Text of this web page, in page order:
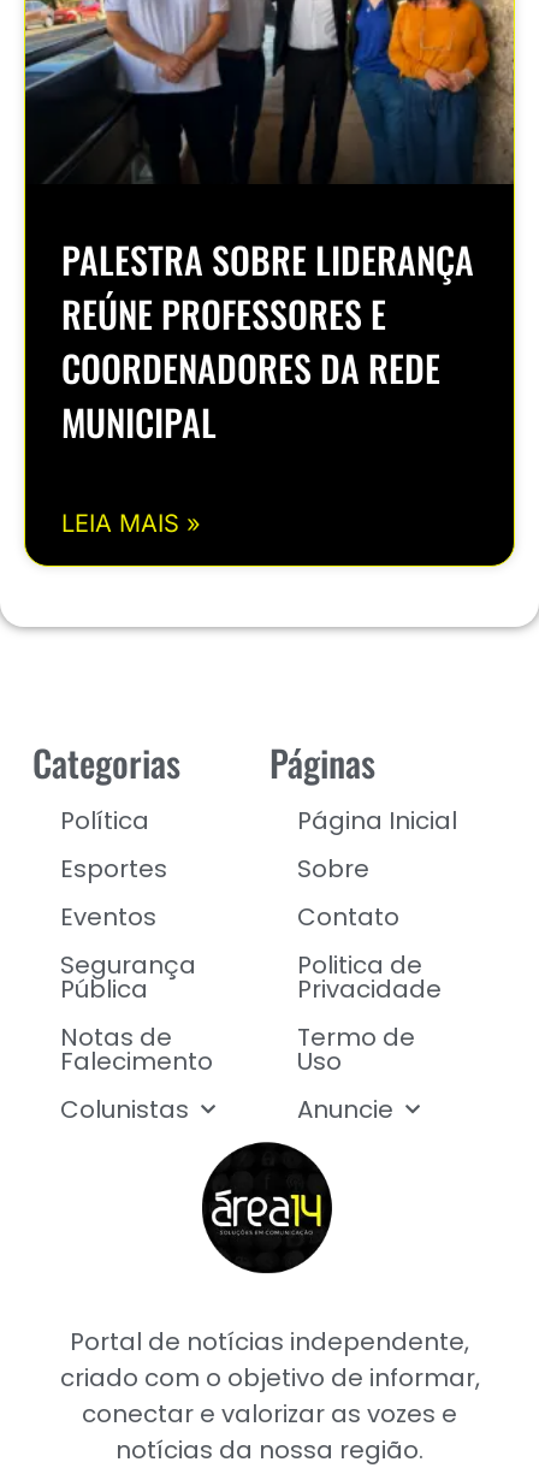
PALESTRA SOBRE LIDERANÇA
REÚNE PROFESSORES E
COORDENADORES DA REDE
MUNICIPAL
LEIA MAIS »
Portal de notícias independente,
criado com o objetivo de informar,
conectar e valorizar as vozes e
notícias da nossa região.
Categorias
Política
Esportes
Eventos
Segurança
Pública
Notas de
Falecimento
Colunistas
Páginas
Página Inicial
Sobre
Contato
Politica de
Privacidade
Termo de
Uso
Anuncie